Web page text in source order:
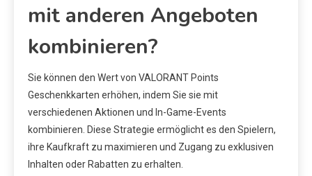
mit anderen Angeboten
kombinieren?
Sie können den Wert von VALORANT Points
Geschenkkarten erhöhen, indem Sie sie mit
verschiedenen Aktionen und In-Game-Events
kombinieren. Diese Strategie ermöglicht es den Spielern,
ihre Kaufkraft zu maximieren und Zugang zu exklusiven
Inhalten oder Rabatten zu erhalten.